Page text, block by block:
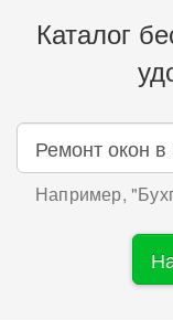
Каталог
Например, "